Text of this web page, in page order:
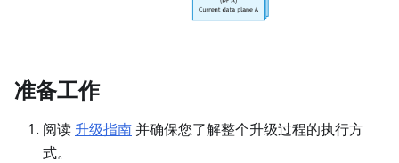
准备工作
阅读 升级指南并确保您了解整个升级过程的执行方
式。